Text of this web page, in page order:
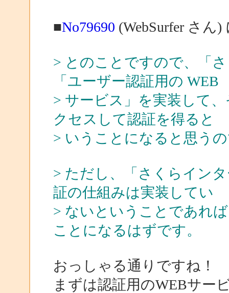
■No79690 (WebSurfer さん)
> とのことですので、「
「ユーザー認証用の WEB
> サービス」を実装して
クセスして認証を得ると
> いうことになると思う
> ただし、「さくらイン
証の仕組みは実装してい
> ないということであれ
ことになるはずです。
おっしゃる通りですね！
まずは認証用のWEBサー